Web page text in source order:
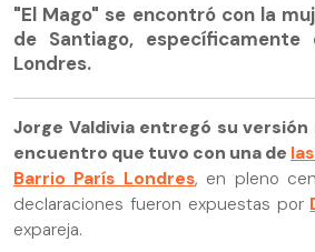
"El Mago" se encontró con la
de Santiago,
Londres.
Jorge Valdivia entregó su
encuentro que tuvo con una de
Barrio París Londres, en pleno
declaraciones fueron expuestas por
expareja.